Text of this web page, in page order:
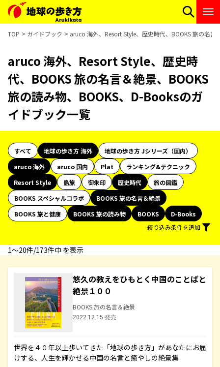
TOP ガイドブック aruco 海外、Resort Style、歴史時代、BOOKS 旅の名
aruco 海外、Resort Style、歴史時
代、BOOKS 旅の名言＆絶景、BOOKS
旅の読み物、BOOKS、D-Booksのガ
イドブック一覧
すべて 地球の歩き方 海外
地球の歩き方 Jシリーズ（国内）
aruco 海外
aruco 国内 Plat
ランキング&テクニック
Resort Style
島旅 御朱印 歴史時代
旅の図鑑
BOOKS スペシャルコラボ
BOOKS 旅の名言＆絶景
BOOKS 旅と健康
BOOKS 旅の読み物 BOOKS
D-Books
絞り込み条件を追加
1〜20件/173件中 を表示
悠久の教えをひもとく中国のことばと
絶景１００
BOOKS 旅の名言＆絶景
2022.12.15 発売
世界を４０年以上歩いてきた「地球の歩き方」があなたにお届
けする、人生を輝かせる中国の名言と癒やしの絶景集